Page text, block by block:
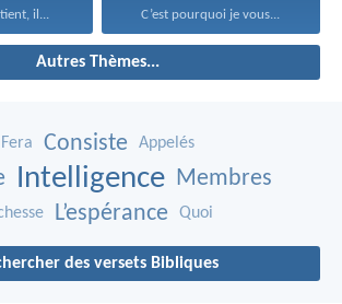
il... C’est pourquoi je vous...
Autres Thèmes...
Fera Consiste Appelés
Intelligence Membres
L’espérance Quoi
des versets Bibliques